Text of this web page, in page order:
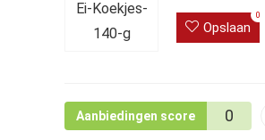
Opslaan
0
Aanbiedingen score 0